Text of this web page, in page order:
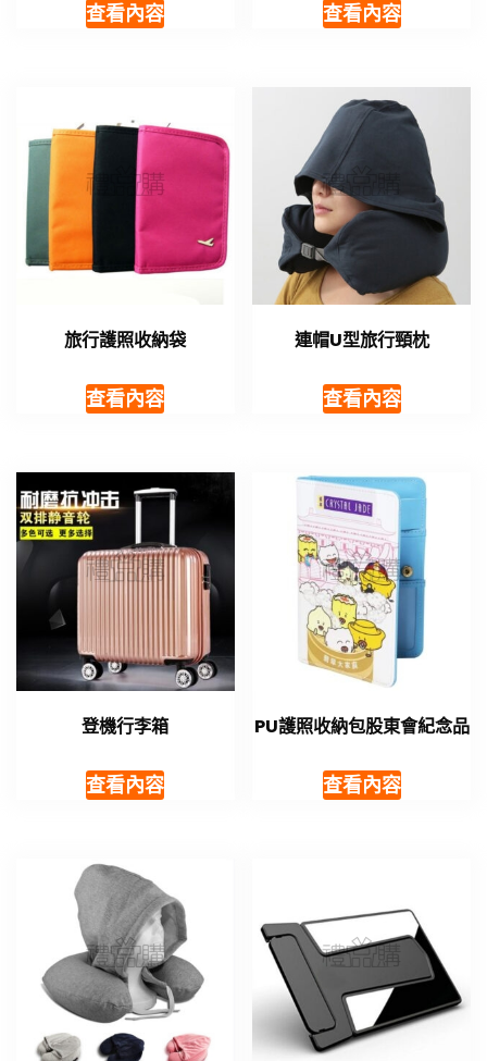
查看內容 查看內容
旅行護照收納袋
查看內容
連帽U型旅行頸枕
查看內容
登機行李箱
查看內容
PU護照收納包股東會紀念品
查看內容